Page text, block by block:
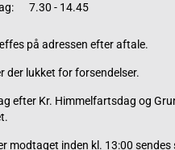
7.30 - 14.45
på adressen efter aftale.
der lukket for forsendelser.
efter Kr. Himmelfartsdag og
modtaget inden kl. 13:00